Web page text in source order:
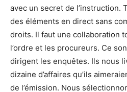
avec un secret de l’instruction.
des éléments en direct sans
droits. Il faut une collaboration
l’ordre et les procureurs. Ce
dirigent les enquêtes. Ils nous
dizaine d’affaires qu’ils
de l’émission. Nous